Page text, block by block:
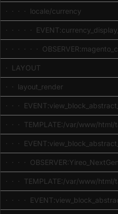
· · · · locale/currency
· · · · ·
· · · · · ·
· LAYOUT
· · layout_render
· · ·
· · · TEMPLATE:/var/www/
· · ·
· · · ·
· · · TEMPLATE:/var/www/
· · · ·